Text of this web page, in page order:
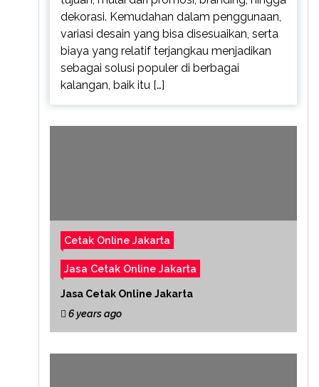
dekorasi. Kemudahan dalam penggunaan,
variasi desain yang bisa disesuaikan, serta
biaya yang relatif terjangkau menjadikan
sebagai solusi populer di berbagai
kalangan, baik itu […]
Cetak Online Jakarta
Jasa Cetak Online Jakarta
Jasa Cetak Online Jakarta
6 years ago